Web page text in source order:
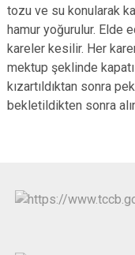
tozu ve su konularak
hamur yoğurulur. Elde
kareler kesilir. Her
mektup şeklinde
kızartıldıktan sonra
bekletildikten sonra